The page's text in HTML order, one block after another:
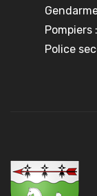
Pompiers
Police